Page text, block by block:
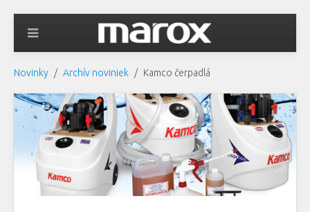
Novinky Archív noviniek Kamco čerpadlá